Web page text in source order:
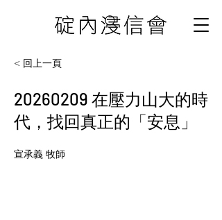
< 回上一頁
20260209 在壓力山大的時
代，找回真正的「安息」
宣承義 牧師